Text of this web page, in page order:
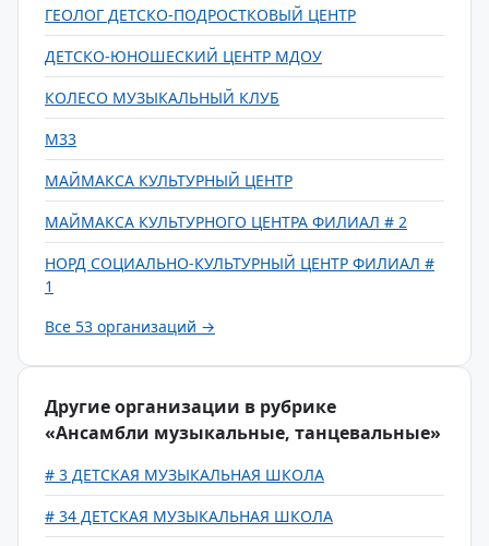
ГЕОЛОГ ДЕТСКО-ПОДРОСТКОВЫЙ ЦЕНТР
ДЕТСКО-ЮНОШЕСКИЙ ЦЕНТР МДОУ
КОЛЕСО МУЗЫКАЛЬНЫЙ КЛУБ
М33
МАЙМАКСА КУЛЬТУРНЫЙ ЦЕНТР
МАЙМАКСА КУЛЬТУРНОГО ЦЕНТРА ФИЛИАЛ # 2
НОРД СОЦИАЛЬНО-КУЛЬТУРНЫЙ ЦЕНТР ФИЛИАЛ #
1
Все 53 организаций →
Другие организации в рубрике
«Ансамбли музыкальные, танцевальные»
# 3 ДЕТСКАЯ МУЗЫКАЛЬНАЯ ШКОЛА
# 34 ДЕТСКАЯ МУЗЫКАЛЬНАЯ ШКОЛА